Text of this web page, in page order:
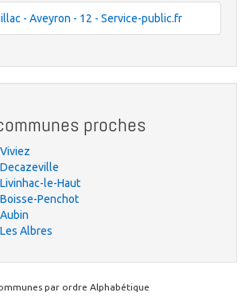
- Aveyron - 12 - Service-public.fr
proches
le-Haut
Penchot
Albres
par ordre Alphabétique